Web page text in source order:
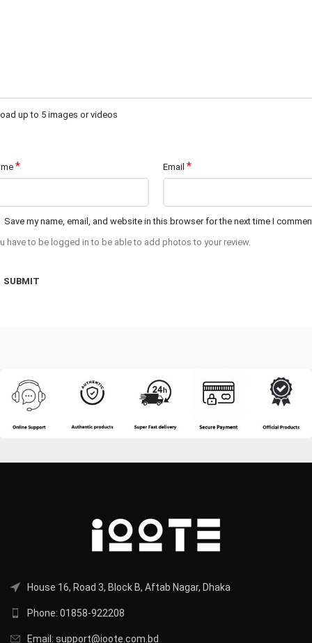
up to 5 images or videos
* Email *
Save my name, email, and website in this browser for the next time I
have to be logged in to be able to add photos to your review.
House 16, Road 3, Block B, Aftab Nagar, Dhaka
Phone: 01858-922208
Email: support@ioote.com.bd